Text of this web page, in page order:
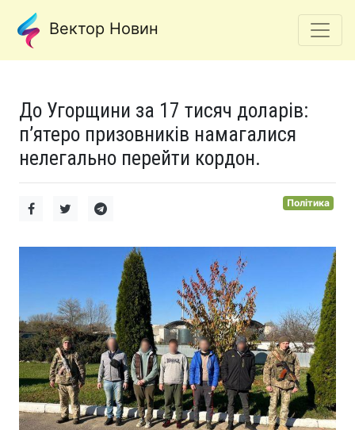
Вектор Новин
До Угорщини за 17 тисяч доларів:
п’ятеро призовників намагалися
нелегально перейти кордон.
Політика